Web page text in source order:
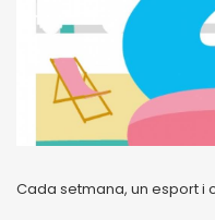
Cada setmana, un esport i